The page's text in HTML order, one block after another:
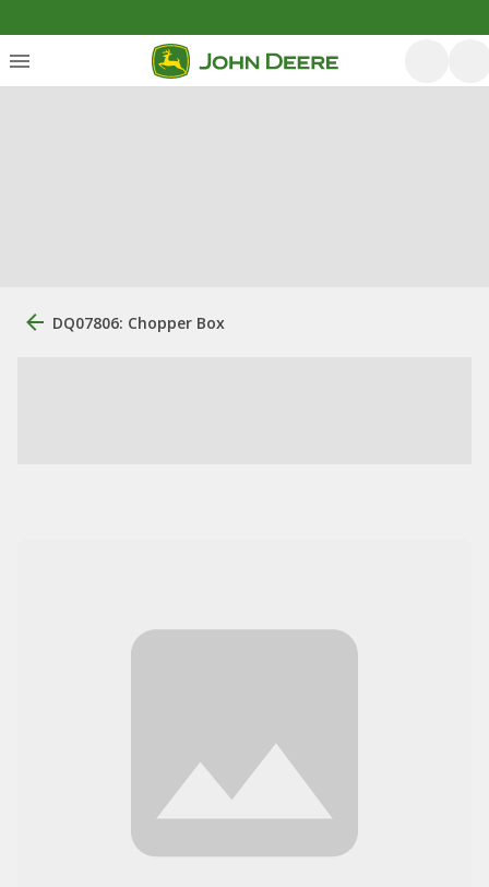
DQ07806: Chopper Box